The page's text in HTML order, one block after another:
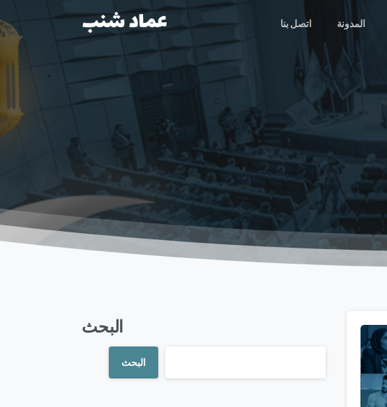
المدونة اتصل بنا
البحث
البحث